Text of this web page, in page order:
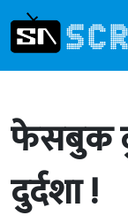
फेसबुक
दुर्दशा !